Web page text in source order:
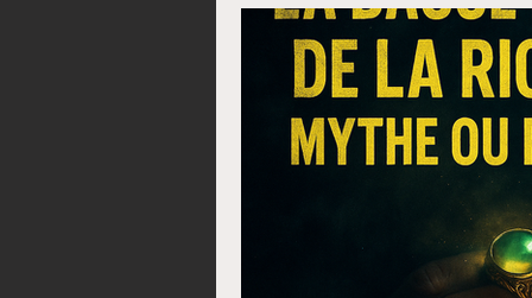
Comment devenir riche
Comment avoir de
Les dangers et